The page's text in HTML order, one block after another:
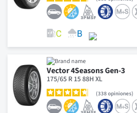
Vector 4Seasons Gen-3
175/65 R 15 88H XL
338 opiniones